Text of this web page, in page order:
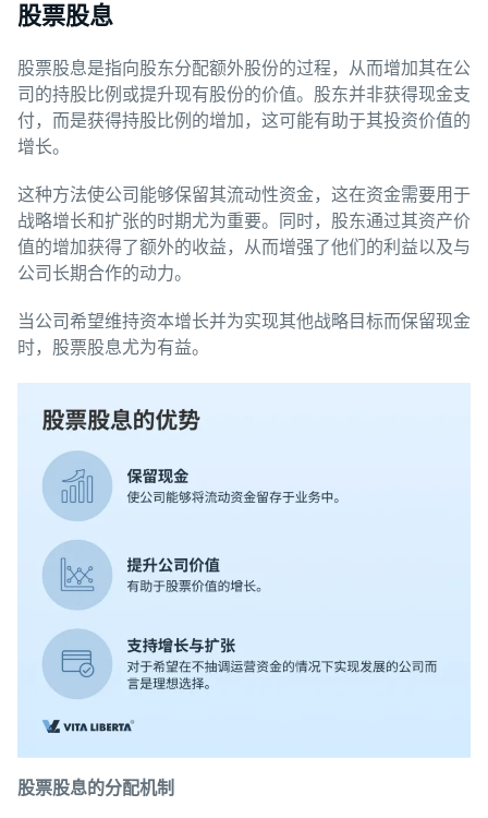
股票股息
股票股息是指向股东分配额外股份的过程，从而增加其在公
司的持股比例或提升现有股份的价值。股东并非获得现金支
付，而是获得持股比例的增加，这可能有助于其投资价值的
增长。
这种方法使公司能够保留其流动性资金，这在资金需要用于
战略增长和扩张的时期尤为重要。同时，股东通过其资产价
值的增加获得了额外的收益，从而增强了他们的利益以及与
公司长期合作的动力。
当公司希望维持资本增长并为实现其他战略目标而保留现金
时，股票股息尤为有益。
股票股息的分配机制